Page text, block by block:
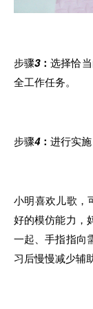
步骤3：选择恰
全工作任务。
步骤4： 进行实施
小明喜欢儿歌，
好的模仿能力，
一起、手指指向
习后慢慢减少辅